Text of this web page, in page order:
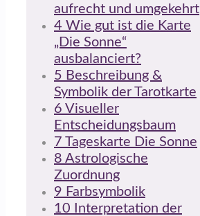
aufrecht und umgekehrt
4 Wie gut ist die Karte
„Die Sonne“
ausbalanciert?
5 Beschreibung &
Symbolik der Tarotkarte
6 Visueller
Entscheidungsbaum
7 Tageskarte Die Sonne
8 Astrologische
Zuordnung
9 Farbsymbolik
10 Interpretation der